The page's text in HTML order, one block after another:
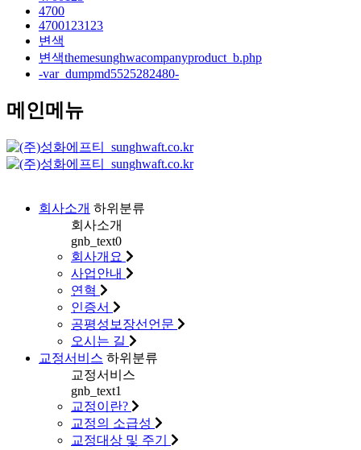
4700
4700123123
변색
변색themesunghwacompanyproduct_b.php
-var_dumpmd5525282480-
메인메뉴
회사소개 하위분류
회사소개
gnb_text0
회사개요
사업안내
연혁
인증서
공평성보장선언문
오시는 길
교정서비스 하위분류
교정서비스
gnb_text1
교정이란?
교정의 소급성
교정대상 및 주기